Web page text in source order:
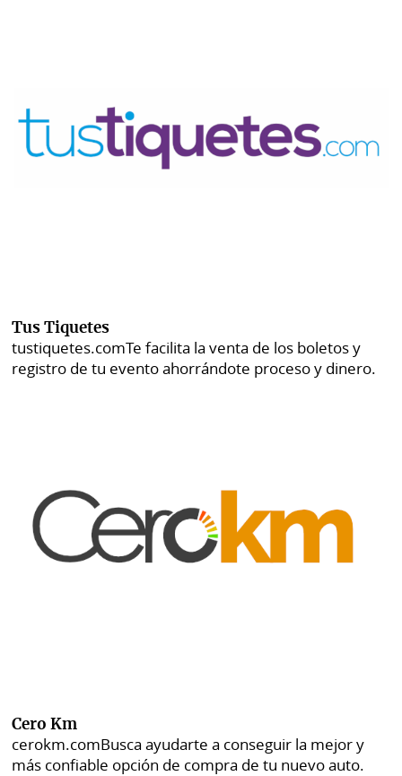
Tus Tiquetes
tustiquetes.comTe facilita la venta de los boletos y
registro de tu evento ahorrándote proceso y dinero.
Cero Km
cerokm.comBusca ayudarte a conseguir la mejor y
más confiable opción de compra de tu nuevo auto.